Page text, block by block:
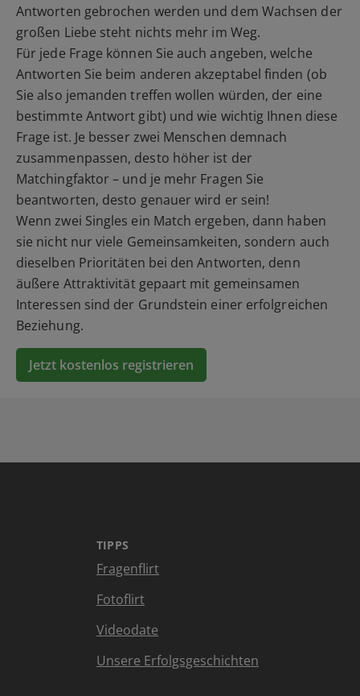
Antworten gebrochen werden und dem Wachsen der
großen Liebe steht nichts mehr im Weg.
Für jede Frage können Sie auch angeben, welche
Antworten Sie beim anderen akzeptabel finden (ob
Sie also jemanden treffen wollen würden, der eine
bestimmte Antwort gibt) und wie wichtig Ihnen diese
Frage ist. Je besser zwei Menschen demnach
zusammenpassen, desto höher ist der
Matchingfaktor – und je mehr Fragen Sie
beantworten, desto genauer wird er sein!
Wenn zwei Singles ein Match ergeben, dann haben
sie nicht nur viele Gemeinsamkeiten, sondern auch
dieselben Prioritäten bei den Antworten, denn
äußere Attraktivität gepaart mit gemeinsamen
Interessen sind der Grundstein einer erfolgreichen
Beziehung.
Jetzt kostenlos registrieren
TIPPS
Fragenflirt
Fotoflirt
Videodate
Unsere Erfolgsgeschichten